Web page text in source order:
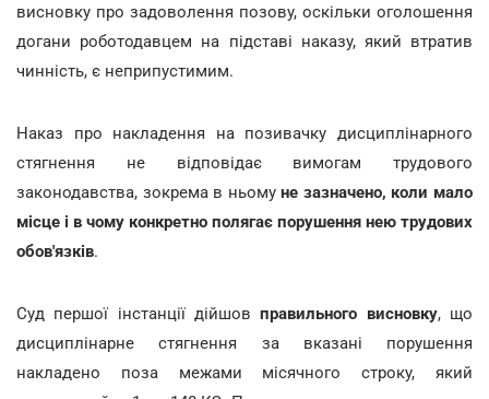
висновку про задоволення позову, оскільки оголошення
догани роботодавцем на підставі наказу, який втратив
чинність, є неприпустимим.
Наказ про накладення на позивачку дисциплінарного
стягнення не відповідає вимогам трудового
законодавства, зокрема в ньомуне зазначено, коли мало
місце і в чому конкретно полягає порушення нею трудових
обов'язків.
Суд першої інстанції дійшовправильного висновку, що
дисциплінарне стягнення за вказані порушення
накладено поза межами місячного строку, який